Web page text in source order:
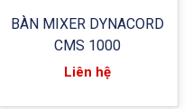
BÀN MIXER DYNACORD
CMS 1000
Liên hệ